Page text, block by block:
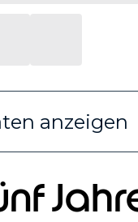
anzeigen